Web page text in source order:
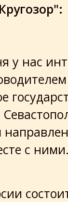
у нас
с